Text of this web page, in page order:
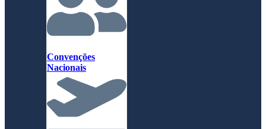
Convenções
Nacionais